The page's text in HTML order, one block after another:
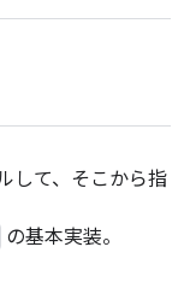
して、そこから指
の基本実装。